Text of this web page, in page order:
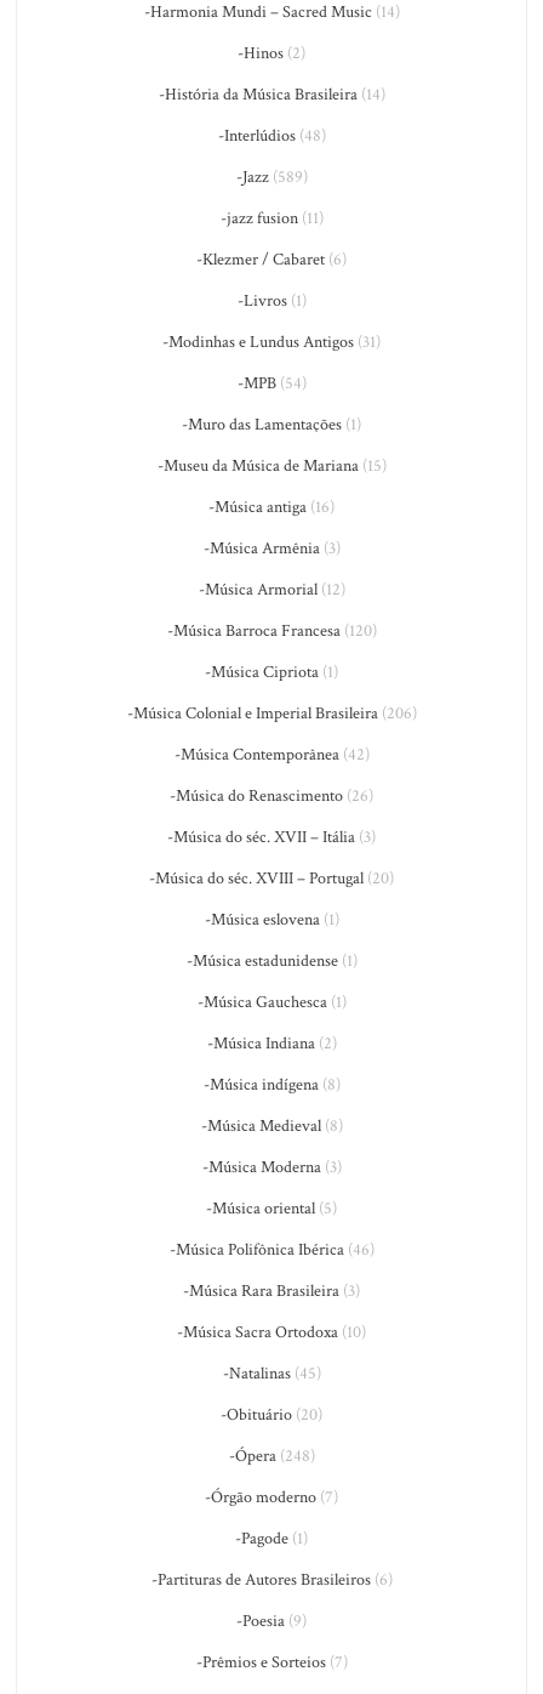
-Harmonia Mundi – Sacred Music (14)
-Hinos (2)
-História da Música Brasileira(14)
-Interlúdios(48)
-Jazz(589)
-jazz fusion(11)
-Klezmer / Cabaret (6)
-Livros(1)
-Modinhas e Lundus Antigos (31)
-MPB(54)
-Muro das Lamentações (1)
-Museu da Música de Mariana(15)
-Música antiga (16)
-Música Armênia(3)
-Música Armorial(12)
-Música Barroca Francesa(120)
-Música Cipriota (1)
-Música Colonial e Imperial Brasileira(206)
-Música Contemporânea(42)
-Música do Renascimento (26)
-Música do séc. XVII – Itália (3)
-Música do séc. XVIII – Portugal (20)
-Música eslovena(1)
-Música estadunidense(1)
-Música Gauchesca(1)
-Música Indiana(2)
-Música indígena(8)
-Música Medieval(8)
-Música Moderna(3)
-Música oriental (5)
-Música Polifônica Ibérica(46)
-Música Rara Brasileira (3)
-Música Sacra Ortodoxa (10)
-Natalinas(45)
-Obituário (20)
-Ópera(248)
-Órgão moderno (7)
-Pagode (1)
-Partituras de Autores Brasileiros(6)
-Poesia (9)
-Prêmios e Sorteios(7)